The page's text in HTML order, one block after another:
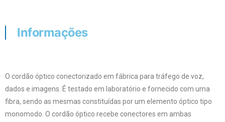
Informações
O cordão óptico conectorizado em fábrica para tráfego de voz,
dados e imagens. É testado em laboratório e fornecido com uma
fibra, sendo as mesmas constituídas por um elemento óptico tipo
monomodo. O cordão óptico recebe conectores em ambas